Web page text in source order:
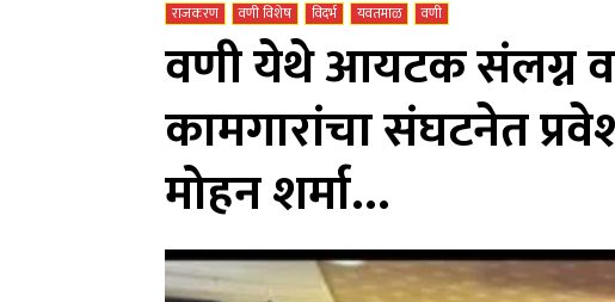
राजकरण वणी विशेष विदर्भ यवतमाळ वणी
वणी येथे आयटक संलग्न
कामगारांचा संघटनेत
मोहन शर्मा…